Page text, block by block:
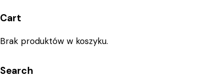
Cart
Brak produktów w koszyku.
Search